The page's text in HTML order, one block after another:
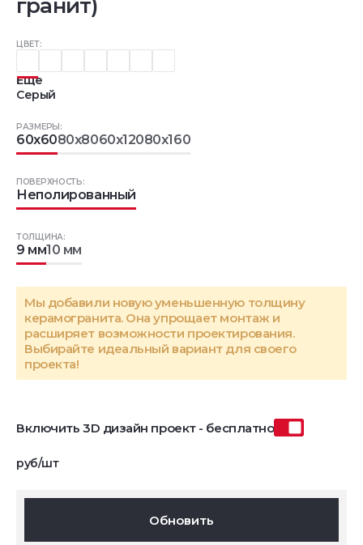
гранит)
ЦВЕТ:
Еще
Серый
РАЗМЕРЫ:
60x6080x8060x12080x160
ТОЛЩИНА:
9 мм10 мм
ПОВЕРХНОСТЬ:
Неполированный
Мы добавили новую уменьшенную толщину
керамогранита. Она упрощает монтаж и
расширяет возможности проектирования.
Выбирайте идеальный вариант для своего
проекта!
Включить 3D дизайн проект - бесплатно
руб/шт
Обновить